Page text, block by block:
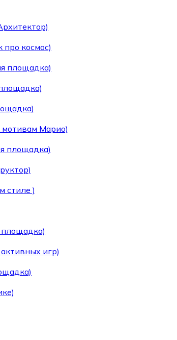
про космос)
площадка)
Марио)
площадка)
стиле )
площадка)
игр)